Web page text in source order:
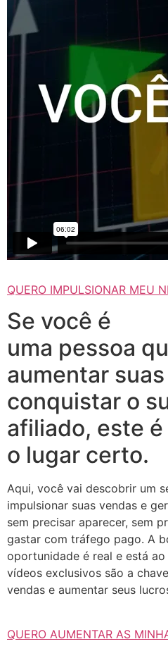
QUERO IMPULSIONAR MEU
Se você é
uma pessoa
aumentar
conquistar o
afiliado, este é
o lugar certo.
Aqui, você vai descobrir um
impulsionar suas vendas e
sem precisar aparecer, sem
gastar com tráfego pago. A
oportunidade é real e está ao
vídeos exclusivos são a
vendas e aumentar seus
QUERO AUMENTAR AS